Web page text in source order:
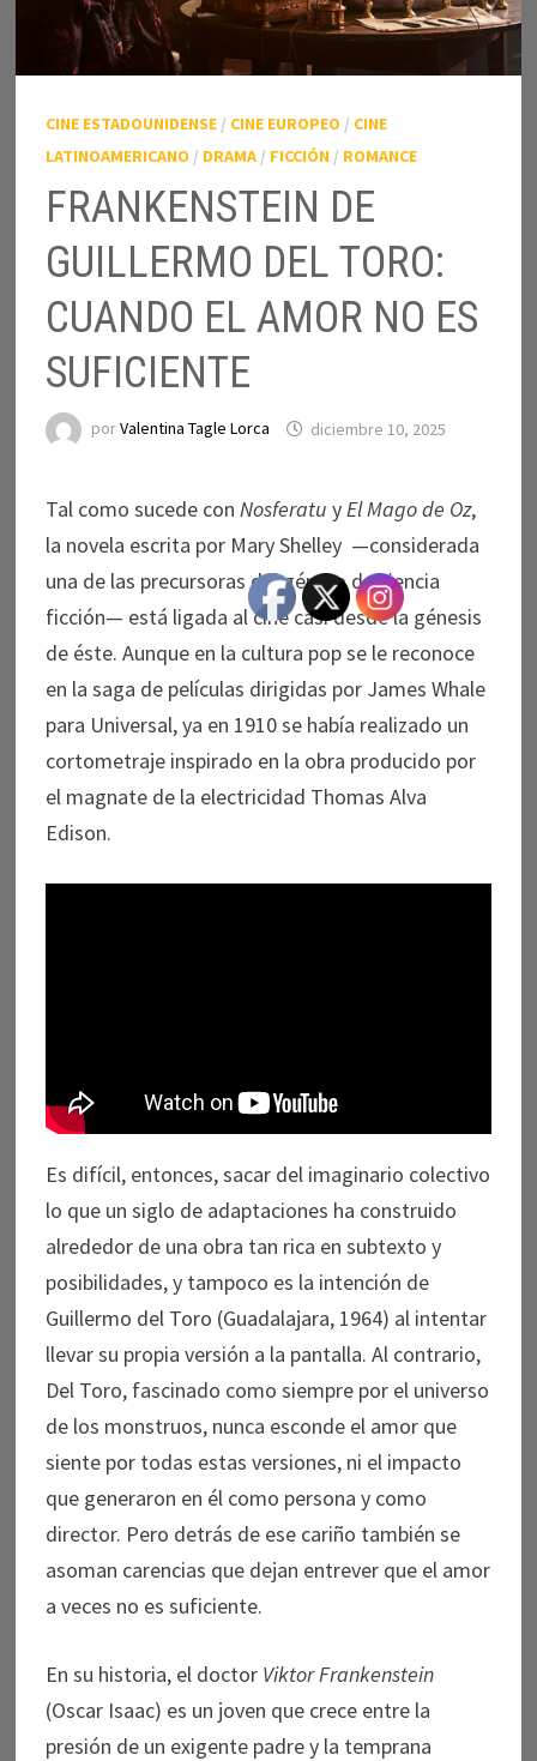
CINE ESTADOUNIDENSE/ CINE EUROPEO / CINE
LATINOAMERICANO / DRAMA/ FICCIÓN / ROMANCE
FRANKENSTEIN DE
GUILLERMO DEL TORO:
CUANDO EL AMOR NO ES
SUFICIENTE
porValentina Tagle Lorca diciembre 10, 2025
Tal como sucede con Nosferatu yEl Mago de Oz,
la novela escrita por Mary Shelley —considerada
una de las precursoras del género de ciencia
ficción— está ligada al cine casi desde la génesis
de éste. Aunque en la cultura pop se le reconoce
en la saga de películas dirigidas por James Whale
para Universal, ya en 1910 se había realizado un
cortometraje inspirado en la obra producido por
el magnate de la electricidad Thomas Alva
Edison.
Es difícil, entonces, sacar del imaginario colectivo
lo que un siglo de adaptaciones ha construido
alrededor de una obra tan rica en subtexto y
posibilidades, y tampoco es la intención de
Guillermo del Toro (Guadalajara, 1964) al intentar
llevar su propia versión a la pantalla. Al contrario,
Del Toro, fascinado como siempre por el universo
de los monstruos, nunca esconde el amor que
siente por todas estas versiones, ni el impacto
que generaron en él como persona y como
director. Pero detrás de ese cariño también se
asoman carencias que dejan entrever que el amor
a veces no es suficiente.
En su historia, el doctor Viktor Frankenstein
(Oscar Isaac) es un joven que crece entre la
presión de un exigente padre y la temprana